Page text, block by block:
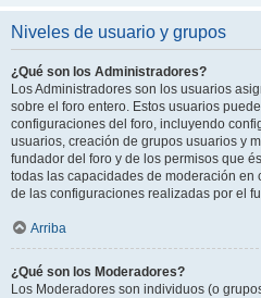
Niveles de usuario y grupos
¿Qué son los Administradores?
Los Administradores son los usuarios
sobre el foro entero. Estos usuarios
configuraciones del foro, incluyendo
usuarios, creación de grupos usuarios y
fundador del foro y de los permisos que
todas las capacidades de moderación
de las configuraciones realizadas por el
Arriba
¿Qué son los Moderadores?
Los Moderadores son individuos (o